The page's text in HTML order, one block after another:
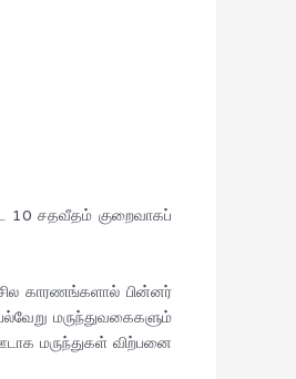
10 சதவீதம் குறைவாகப்
காரணங்களால் பின்னர்
மருந்துவகைகளும்
மருந்துகள் விற்பனை